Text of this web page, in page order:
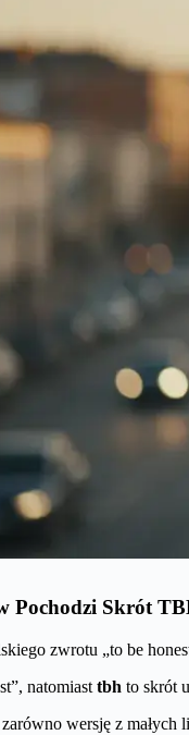
Pochodzi Skrót
zwrotu „to be
natomiast tbh to skrót
wersję z małych